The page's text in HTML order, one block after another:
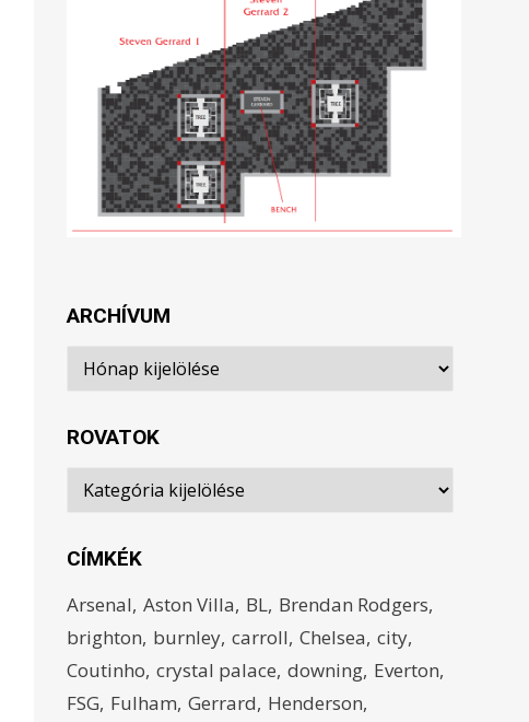
ARCHÍVUM
Archívum
ROVATOK
Rovatok
CÍMKÉK
Arsenal Aston Villa BL Brendan Rodgers
brighton burnley carroll Chelsea city
Coutinho crystal palace downing Everton
FSG Fulham Gerrard Henderson